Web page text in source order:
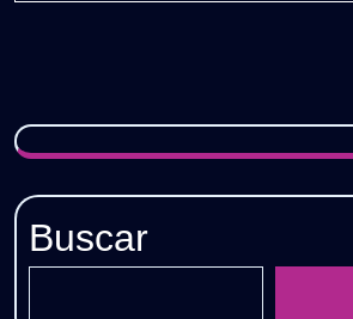
Buscar